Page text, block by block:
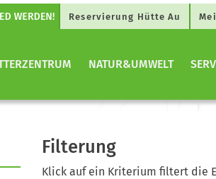
Reservierung Hütte Au
NATUR&UMWELT
Filterung
Klick auf ein Kriterium filtert die